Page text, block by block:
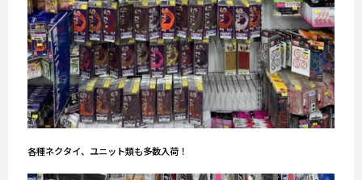
各種ネクタイ、ユニット類も多数入荷！